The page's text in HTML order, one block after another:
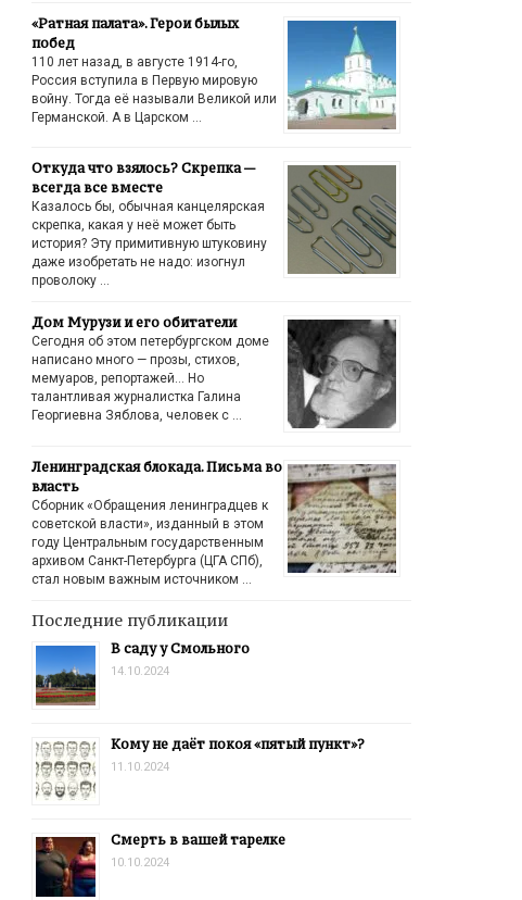
«Ратная палата». Герои былых
побед
110 лет назад, в августе 1914-го,
Россия вступила в Первую мировую
войну. Тогда её называли Великой или
Германской. А в Царском …
Откуда что взялось? Скрепка —
всегда все вместе
Казалось бы, обычная канцелярская
скрепка, какая у неё может быть
история? Эту примитивную штуковину
даже изобретать не надо: изогнул
проволоку …
Дом Мурузи и его обитатели
Сегодня об этом петербургском доме
написано много — прозы, стихов,
мемуаров, репортажей… Но
талантливая журналистка Галина
Георгиевна Зяблова, человек с …
Ленинградская блокада. Письма во
власть
Сборник «Обращения ленинградцев к
советской власти», изданный в этом
году Центральным государственным
архивом Санкт-Петербурга (ЦГА СПб),
стал новым важным источником …
Последние публикации
В саду у Смольного
14.10.2024
Кому не даёт покоя «пятый пункт»?
11.10.2024
Смерть в вашей тарелке
10.10.2024